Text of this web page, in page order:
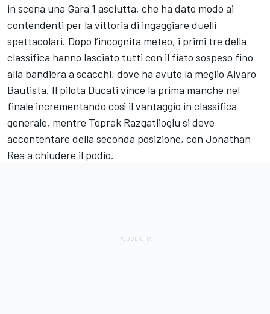
in scena una Gara 1 asciutta, che ha dato modo ai
contendenti per la vittoria di ingaggiare duelli
spettacolari. Dopo l’incognita meteo, i primi tre della
classifica hanno lasciato tutti con il fiato sospeso fino
alla bandiera a scacchi, dove ha avuto la meglio Alvaro
Bautista. Il pilota Ducati vince la prima manche nel
finale incrementando così il vantaggio in classifica
generale, mentre Toprak Razgatlioglu si deve
accontentare della seconda posizione, con Jonathan
Rea a chiudere il podio.